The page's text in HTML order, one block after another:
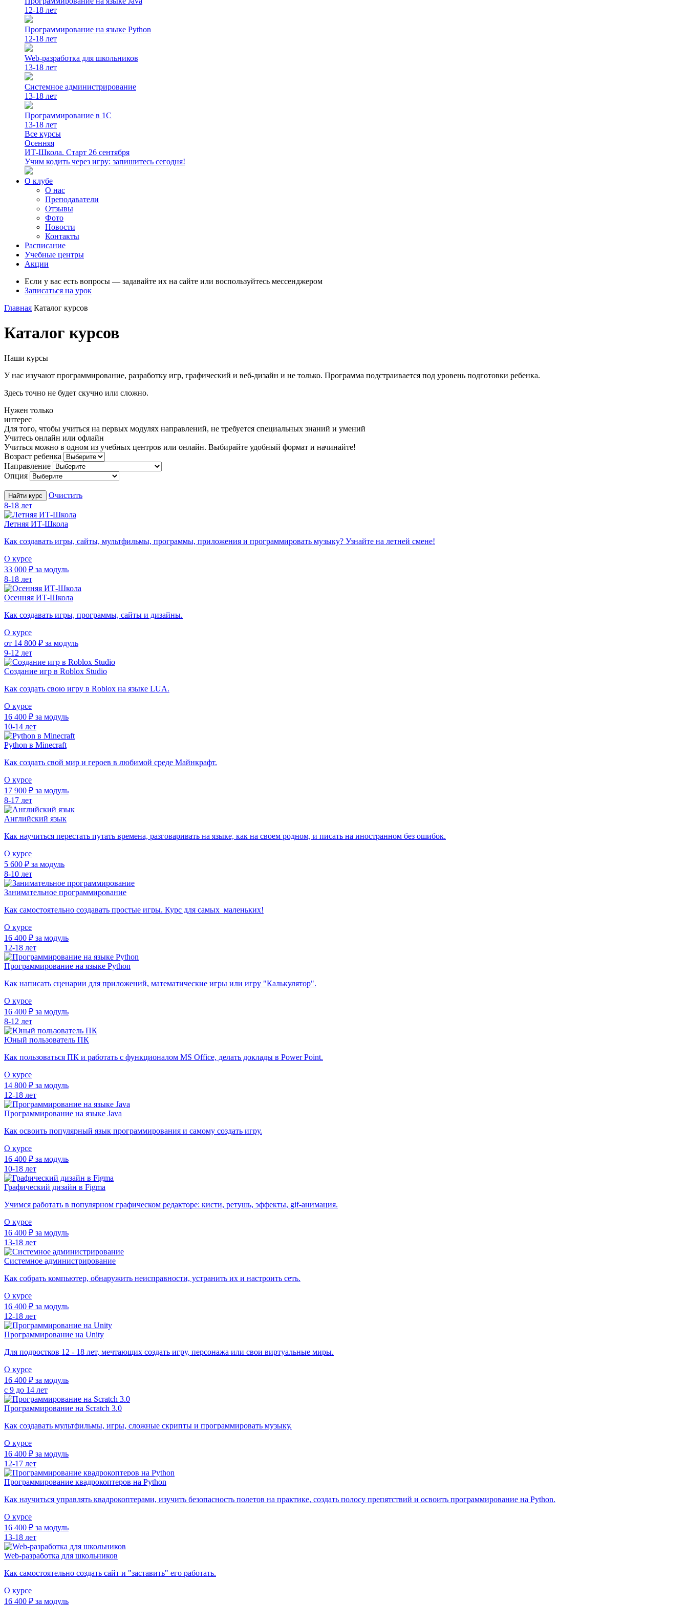
12-18 лет
Программирование на языке Python
12-18 лет
Web-разработка для школьников
13-18 лет
Системное администрирование
13-18 лет
Программирование в 1С
13-18 лет
Все курсы
Осенняя
ИТ-Школа. Старт 26 сентября
Учим кодить через игру: запишитесь сегодня!
О клубе
О нас
Преподаватели
Отзывы
Фото
Новости
Контакты
Расписание
Учебные центры
Акции
Если у вас есть вопросы — задавайте их на сайте или воспользуйтесь мессенджером
Записаться на урок
Главная Каталог курсов
Каталог курсов
Наши курсы
У нас изучают программирование, разработку игр, графический и веб-дизайн и не только. Программа подстраивается под уровень подготовки ребенка.
Здесь точно не будет скучно или сложно.
Нужен только
интерес
Для того, чтобы учиться на первых модулях направлений, не требуется специальных знаний и умений
Учитеcь онлайн или офлайн
Учиться можно в одном из учебных центров или онлайн. Выбирайте удобный формат и начинайте!
Возраст ребенка
Направление
Опция
Найти курс
Очистить
8-18 лет
Летняя ИТ-Школа
Как создавать игры, сайты, мультфильмы, программы, приложения и программировать музыку? Узнайте на летней смене!
О курсе
33 000 ₽ за модуль
8-18 лет
Осенняя ИТ-Школа
Как создавать игры, программы, сайты и дизайны.
О курсе
от 14 800 ₽ за модуль
9-12 лет
Создание игр в Roblox Studio
Как создать свою игру в Roblox на языке LUA.
О курсе
16 400 ₽ за модуль
10-14 лет
Python в Minecraft
Как создать свой мир и героев в любимой среде Майнкрафт.
О курсе
17 900 ₽ за модуль
8-17 лет
Английский язык
Как научиться перестать путать времена, разговаривать на языке, как на своем родном, и писать на иностранном без ошибок.
О курсе
5 600 ₽ за модуль
8-10 лет
Занимательное программирование
Как самостоятельно создавать простые игры. Курс для самых маленьких!
О курсе
16 400 ₽ за модуль
12-18 лет
Программирование на языке Python
Как написать сценарии для приложений, математические игры или игру "Калькулятор".
О курсе
16 400 ₽ за модуль
8-12 лет
Юный пользователь ПК
Как пользоваться ПК и работать с функционалом MS Office, делать доклады в Power Point.
О курсе
14 800 ₽ за модуль
12-18 лет
Программирование на языке Java
Как освоить популярный язык программирования и самому создать игру.
О курсе
16 400 ₽ за модуль
10-18 лет
Графический дизайн в Figma
Учимся работать в популярном графическом редакторе: кисти, ретушь, эффекты, gif-анимация.
О курсе
16 400 ₽ за модуль
13-18 лет
Системное администрирование
Как собрать компьютер, обнаружить неисправности, устранить их и настроить сеть.
О курсе
16 400 ₽ за модуль
12-18 лет
Программирование на Unity
Для подростков 12 - 18 лет, мечтающих создать игру, персонажа или свои виртуальные миры.
О курсе
16 400 ₽ за модуль
с 9 до 14 лет
Программирование на Scratch 3.0
Как создавать мультфильмы, игры, сложные скрипты и программировать музыку.
О курсе
16 400 ₽ за модуль
12-17 лет
Программирование квадрокоптеров на Python
Как научиться управлять квадрокоптерами, изучить безопасность полетов на практике, создать полосу препятствий и освоить программирование на Python.
О курсе
16 400 ₽ за модуль
13-18 лет
Web-разработка для школьников
Как самостоятельно создать сайт и "заставить" его работать.
О курсе
16 400 ₽ за модуль